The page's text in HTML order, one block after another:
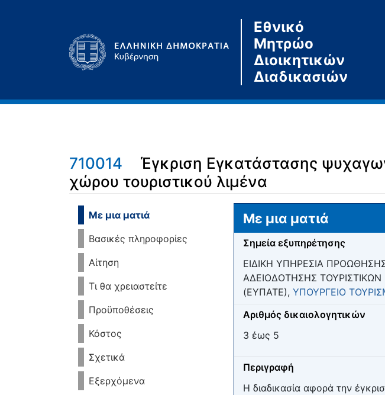
Εθνικό
Μητρώο
Διοικητικών
Διαδικασιών
710014
Έγκριση Εγκατάστασης
χώρου τουριστικού λιμένα
Μετάβαση σε: πλοήγηση
Με μια ματιά
Βασικές πληροφορίες
Αίτηση
Τι θα χρειαστείτε
Προϋποθέσεις
Κόστος
Σχετικά
Εξερχόμενα
Με μια ματιά
Σημεία εξυπηρέτησης
ΕΙΔΙΚΗ ΥΠΗΡΕΣΙΑ
ΑΔΕΙΟΔΟΤΗΣΗΣ
(ΕΥΠΑΤΕ), ΥΠΟΥΡΓΕΙΟ
Αριθμός δικαιολογητικών
3 έως 5
Περιγραφή
Η διαδικασία αφορά την